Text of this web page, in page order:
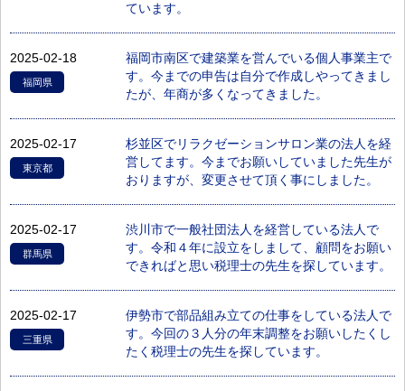
ています。
2025-02-18
福岡県
福岡市南区で建築業を営んでいる個人事業主で
す。今までの申告は自分で作成しやってきまし
たが、年商が多くなってきました。
2025-02-17
東京都
杉並区でリラクゼーションサロン業の法人を経
営してます。今までお願いしていました先生が
おりますが、変更させて頂く事にしました。
2025-02-17
群馬県
渋川市で一般社団法人を経営している法人で
す。令和４年に設立をしまして、顧問をお願い
できればと思い税理士の先生を探しています。
2025-02-17
三重県
伊勢市で部品組み立ての仕事をしている法人で
す。今回の３人分の年末調整をお願いしたくし
たく税理士の先生を探しています。